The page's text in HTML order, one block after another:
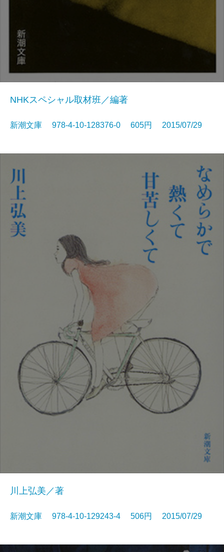
NHKスペシャル取材班／編著
新潮文庫 978-4-10-128376-0 605円 2015/07/29
川上弘美／著
新潮文庫 978-4-10-129243-4 506円 2015/07/29